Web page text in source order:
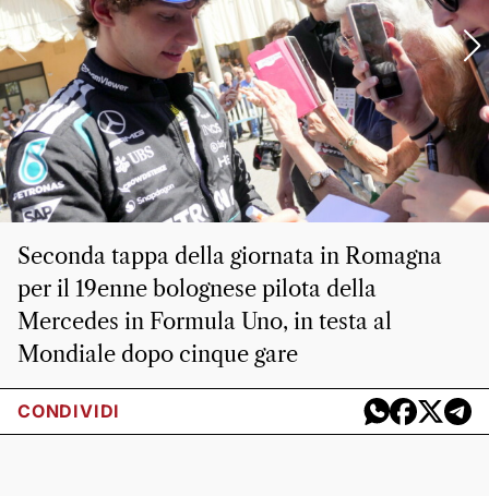
Seconda tappa della giornata in Romagna
per il 19enne bolognese pilota della
Mercedes in Formula Uno, in testa al
Mondiale dopo cinque gare
CONDIVIDI